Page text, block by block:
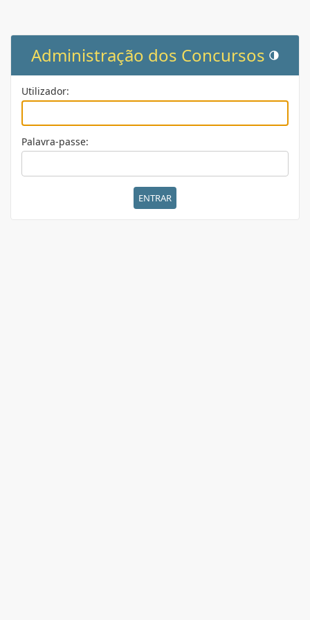
Administração dos Concursos Mudar
Utilizador:
Palavra-passe: